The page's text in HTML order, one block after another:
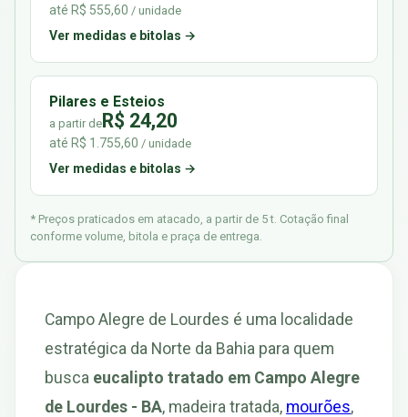
até R$ 555,60 / unidade
Ver medidas e bitolas →
Pilares e Esteios
a partir deR$ 24,20
até R$ 1.755,60 / unidade
Ver medidas e bitolas →
* Preços praticados em atacado, a partir de 5 t. Cotação final
conforme volume, bitola e praça de entrega.
Campo Alegre de Lourdes é uma localidade
estratégica da Norte da Bahia para quem
busca eucalipto tratado em Campo Alegre
de Lourdes - BA, madeira tratada, mourões,